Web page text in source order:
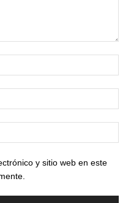
y sitio web en este